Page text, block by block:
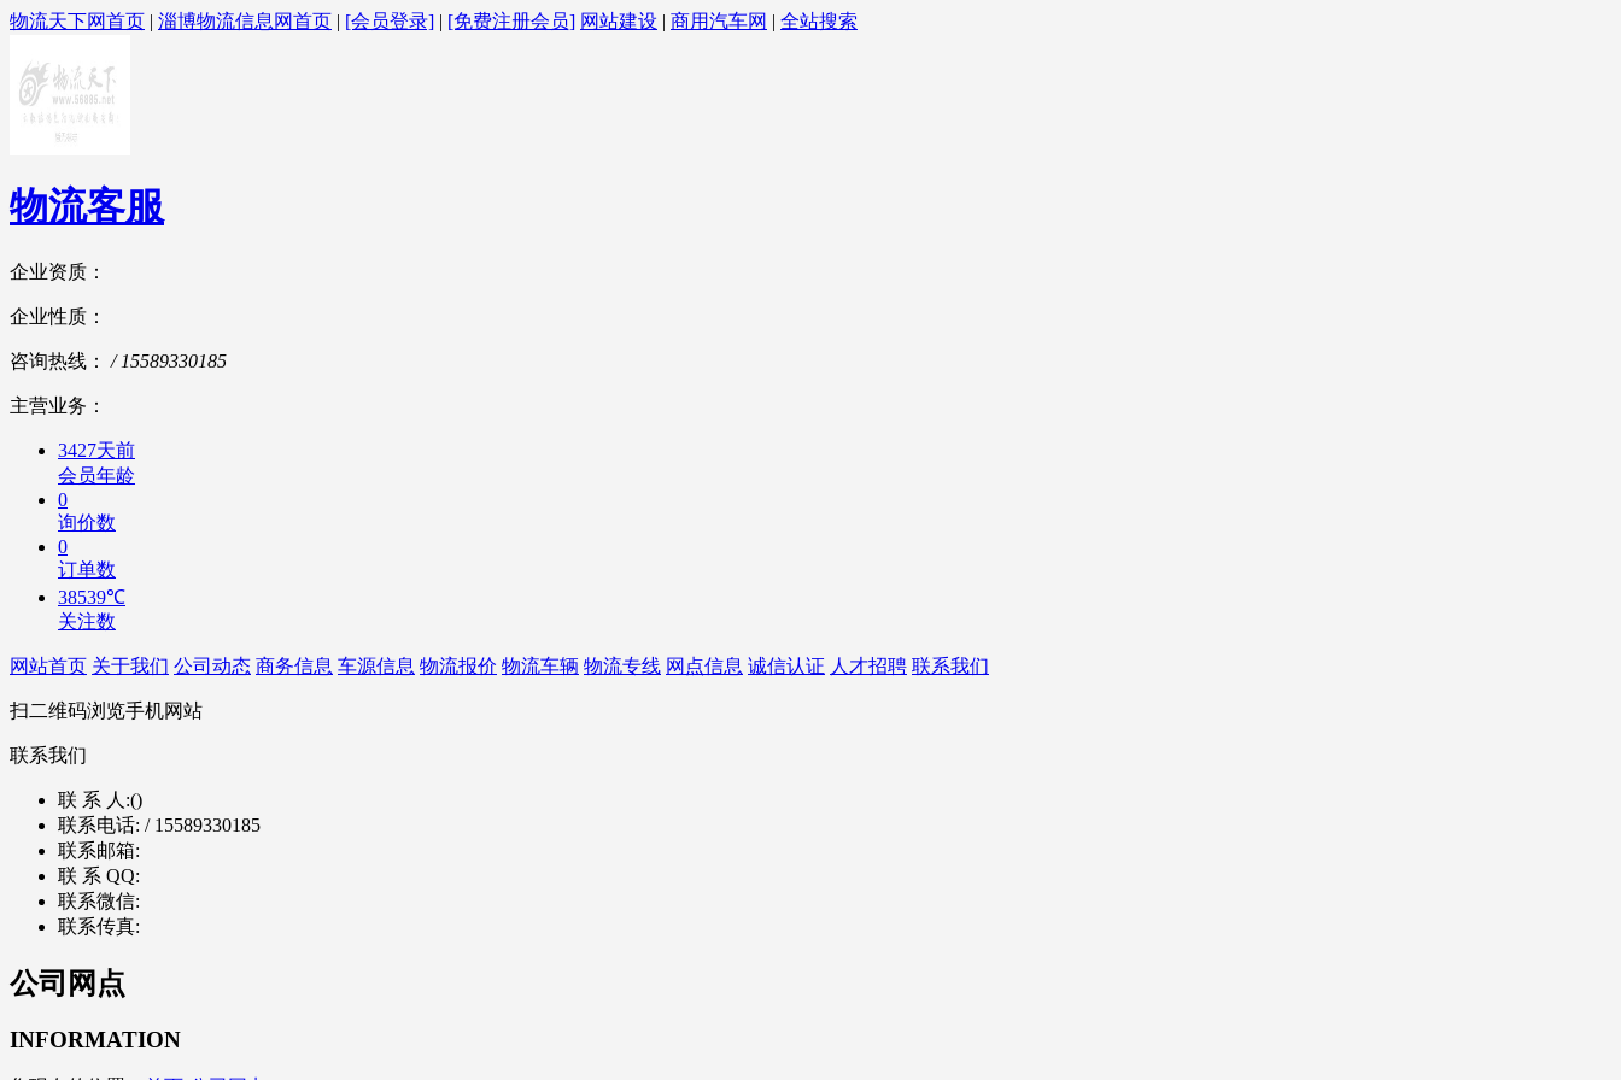
物流天下网首页 | 淄博物流信息网首页 | [会员登录] | [免费注册会员] 网站建设 | 商用汽车网 | 全站搜索
物流客服
企业资质：
企业性质：
咨询热线： / 15589330185
主营业务：
3427天前
会员年龄
0
询价数
0
订单数
38539℃
关注数
网站首页 关于我们 公司动态 商务信息 车源信息 物流报价 物流车辆 物流专线 网点信息 诚信认证 人才招聘 联系我们
扫二维码浏览手机网站
联系我们
联 系 人:()
联系电话: / 15589330185
联系邮箱:
联 系 QQ:
联系微信:
联系传真:
公司网点
INFORMATION